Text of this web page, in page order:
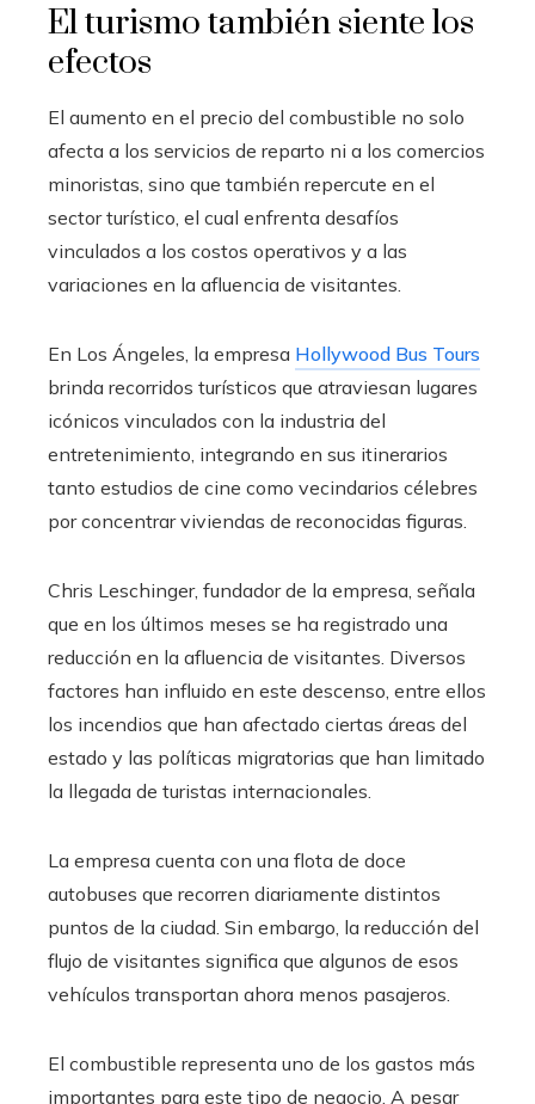
El turismo también siente los
efectos
El aumento en el precio del combustible no solo
afecta a los servicios de reparto ni a los comercios
minoristas, sino que también repercute en el
sector turístico, el cual enfrenta desafíos
vinculados a los costos operativos y a las
variaciones en la afluencia de visitantes.
En Los Ángeles, la empresa Hollywood Bus Tours
brinda recorridos turísticos que atraviesan lugares
icónicos vinculados con la industria del
entretenimiento, integrando en sus itinerarios
tanto estudios de cine como vecindarios célebres
por concentrar viviendas de reconocidas figuras.
Chris Leschinger, fundador de la empresa, señala
que en los últimos meses se ha registrado una
reducción en la afluencia de visitantes. Diversos
factores han influido en este descenso, entre ellos
los incendios que han afectado ciertas áreas del
estado y las políticas migratorias que han limitado
la llegada de turistas internacionales.
La empresa cuenta con una flota de doce
autobuses que recorren diariamente distintos
puntos de la ciudad. Sin embargo, la reducción del
flujo de visitantes significa que algunos de esos
vehículos transportan ahora menos pasajeros.
El combustible representa uno de los gastos más
importantes para este tipo de negocio. A pesar